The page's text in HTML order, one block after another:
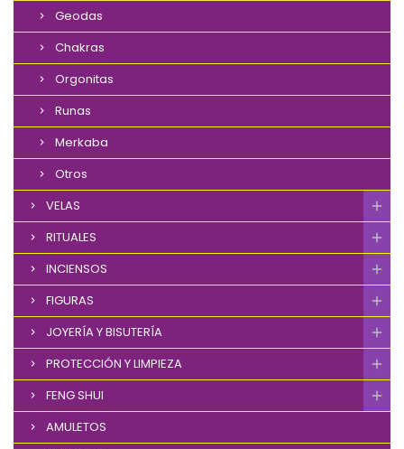
Geodas
Chakras
Orgonitas
Runas
Merkaba
Otros
VELAS
RITUALES
INCIENSOS
FIGURAS
JOYERÍA Y BISUTERÍA
PROTECCIÓN Y LIMPIEZA
FENG SHUI
AMULETOS